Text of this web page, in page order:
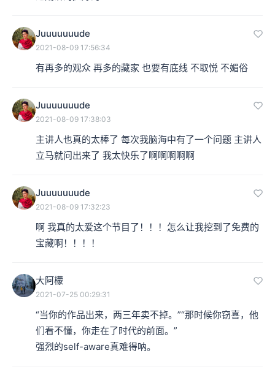
Juuuuuuude
2021-08-09 17:56:34
有再多的观众 再多的藏家 也要有底线 不取悦 不媚俗
Juuuuuuude
2021-08-09 17:38:03
主讲人也真的太棒了 每次我脑海中有了一个问题 主讲人
立马就问出来了 我太快乐了啊啊啊啊啊
Juuuuuuude
2021-08-09 17:32:23
啊 我真的太爱这个节目了！！！怎么让我挖到了免费的
宝藏啊！！！！
大阿檬
2021-07-25 00:29:31
“当你的作品出来，两三年卖不掉。”“那时候你窃喜，他
们看不懂，你走在了时代的前面。”
强烈的self-aware真难得呐。